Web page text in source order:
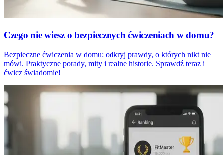
Czego nie wiesz o bezpiecznych ćwiczeniach w domu?
Bezpieczne ćwiczenia w domu: odkryj prawdy, o których nikt nie
mówi. Praktyczne porady, mity i realne historie. Sprawdź teraz i
ćwicz świadomie!